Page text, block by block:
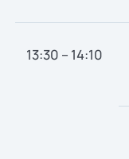
13:30 – 14:10